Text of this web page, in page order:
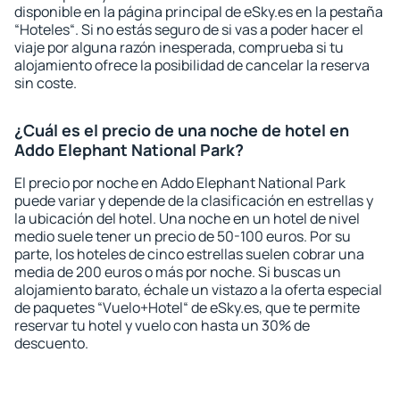
disponible en la página principal de eSky.es en la pestaña
“Hoteles“. Si no estás seguro de si vas a poder hacer el
viaje por alguna razón inesperada, comprueba si tu
alojamiento ofrece la posibilidad de cancelar la reserva
sin coste.
¿Cuál es el precio de una noche de hotel en
Addo Elephant National Park?
El precio por noche en Addo Elephant National Park
puede variar y depende de la clasificación en estrellas y
la ubicación del hotel. Una noche en un hotel de nivel
medio suele tener un precio de 50-100 euros. Por su
parte, los hoteles de cinco estrellas suelen cobrar una
media de 200 euros o más por noche. Si buscas un
alojamiento barato, échale un vistazo a la oferta especial
de paquetes “Vuelo+Hotel“ de eSky.es, que te permite
reservar tu hotel y vuelo con hasta un 30% de
descuento.